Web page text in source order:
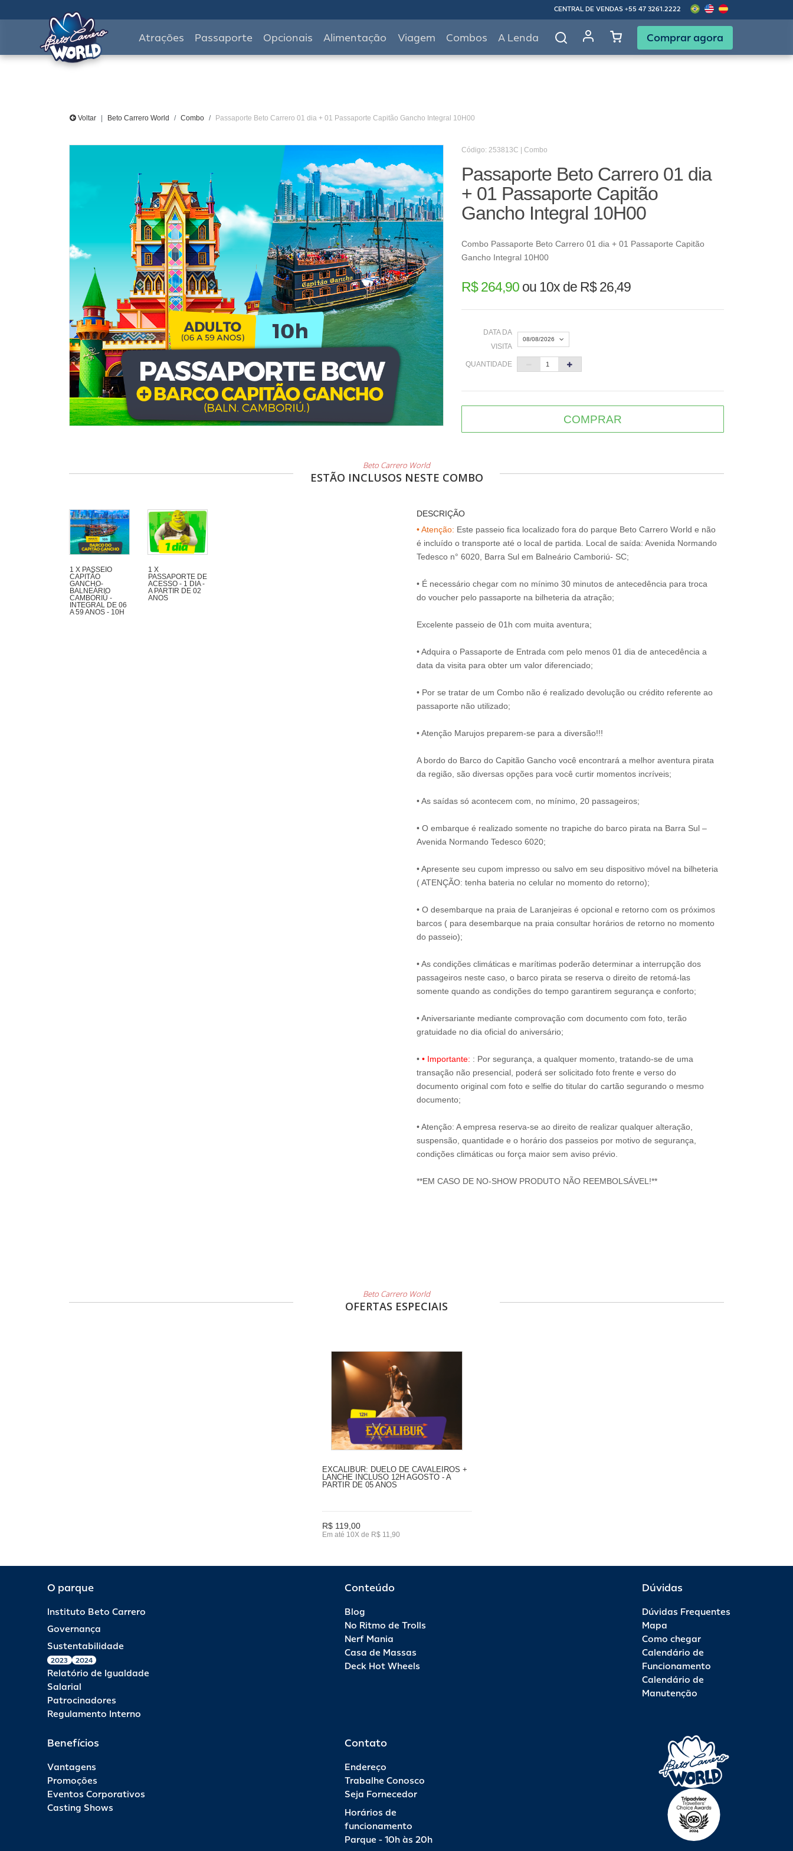
CENTRAL DE VENDAS +55 47 3261.2222
Atrações Passaporte Opcionais Alimentação Viagem Combos A Lenda Comprar agora
Voltar Beto Carrero World Combo Passaporte Beto Carrero 01 dia + 01 Passaporte Capitão Gancho Integral 10H00
Código: 253813C | Combo
Passaporte Beto Carrero 01 dia
+ 01 Passaporte Capitão
Gancho Integral 10H00
Combo Passaporte Beto Carrero 01 dia + 01 Passaporte Capitão
Gancho Integral 10H00
R$ 264,90ou 10x de R$ 26,49
DATA DA
VISITA
08/08/2026
2 3 4 5 6 7 8
QUANTIDADE
COMPRAR
Beto Carrero World
ESTÃO INCLUSOS NESTE COMBO
1 X PASSEIO
CAPITÃO
GANCHO-
BALNEÁRIO
CAMBORIÚ -
INTEGRAL DE 06
A 59 ANOS - 10H
1 X
PASSAPORTE DE
ACESSO - 1 DIA -
A PARTIR DE 02
ANOS
DESCRIÇÃO
• Atenção: Este passeio fica localizado fora do parque Beto Carrero World e não
é incluído o transporte até o local de partida. Local de saída: Avenida Normando
Tedesco n° 6020, Barra Sul em Balneário Camboriú- SC;
• É necessário chegar com no mínimo 30 minutos de antecedência para troca
do voucher pelo passaporte na bilheteria da atração;
Excelente passeio de 01h com muita aventura;
• Adquira o Passaporte de Entrada com pelo menos 01 dia de antecedência a
data da visita para obter um valor diferenciado;
• Por se tratar de um Combo não é realizado devolução ou crédito referente ao
passaporte não utilizado;
• Atenção Marujos preparem-se para a diversão!!!
A bordo do Barco do Capitão Gancho você encontrará a melhor aventura pirata
da região, são diversas opções para você curtir momentos incríveis;
• As saídas só acontecem com, no mínimo, 20 passageiros;
• O embarque é realizado somente no trapiche do barco pirata na Barra Sul –
Avenida Normando Tedesco 6020;
• Apresente seu cupom impresso ou salvo em seu dispositivo móvel na bilheteria
( ATENÇÃO: tenha bateria no celular no momento do retorno);
• O desembarque na praia de Laranjeiras é opcional e retorno com os próximos
barcos ( para desembarque na praia consultar horários de retorno no momento
do passeio);
• As condições climáticas e marítimas poderão determinar a interrupção dos
passageiros neste caso, o barco pirata se reserva o direito de retomá-las
somente quando as condições do tempo garantirem segurança e conforto;
• Aniversariante mediante comprovação com documento com foto, terão
gratuidade no dia oficial do aniversário;
• • Importante: : Por segurança, a qualquer momento, tratando-se de uma
transação não presencial, poderá ser solicitado foto frente e verso do
documento original com foto e selfie do titular do cartão segurando o mesmo
documento;
• Atenção: A empresa reserva-se ao direito de realizar qualquer alteração,
suspensão, quantidade e o horário dos passeios por motivo de segurança,
condições climáticas ou força maior sem aviso prévio.
**EM CASO DE NO-SHOW PRODUTO NÃO REEMBOLSÁVEL!**
Beto Carrero World
OFERTAS ESPECIAIS
EXCALIBUR: DUELO DE CAVALEIROS +
LANCHE INCLUSO 12H AGOSTO - A
PARTIR DE 05 ANOS
R$ 119,00
Em até 10X de R$ 11,90
O parque
Instituto Beto Carrero
Governança
Sustentabilidade
2023 2024
Relatório de Igualdade
Salarial
Patrocinadores
Regulamento Interno
Conteúdo
Blog
No Ritmo de Trolls
Nerf Mania
Casa de Massas
Deck Hot Wheels
Dúvidas
Dúvidas Frequentes
Mapa
Como chegar
Calendário de
Funcionamento
Calendário de
Manutenção
Benefícios
Vantagens
Promoções
Eventos Corporativos
Casting Shows
Contato
Endereço
Trabalhe Conosco
Seja Fornecedor
Horários de
funcionamento
Parque - 10h às 20h